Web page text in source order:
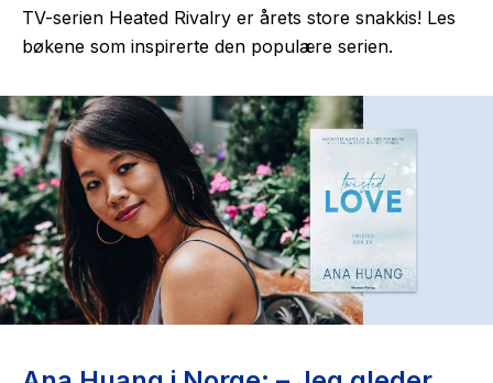
TV-serien Heated Rivalry er årets store snakkis! Les
bøkene som inspirerte den populære serien.